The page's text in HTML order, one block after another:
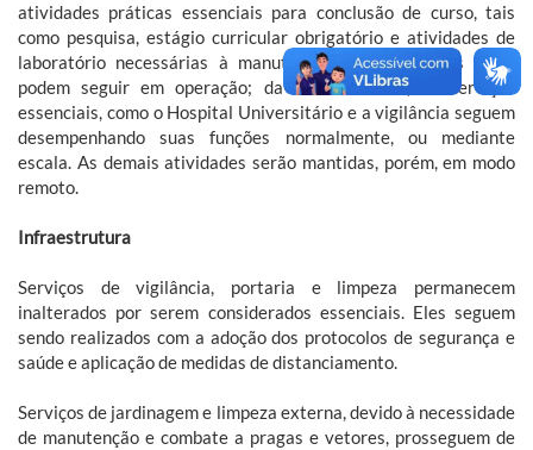
atividades práticas essenciais para conclusão de curso, tais
como pesquisa, estágio curricular obrigatório e atividades de
laboratório necessárias à manutenção de organismos vivos
podem seguir em operação; da mesma forma, os serviços
essenciais, como o Hospital Universitário e a vigilância seguem
desempenhando suas funções normalmente, ou mediante
escala. As demais atividades serão mantidas, porém, em modo
remoto.
Infraestrutura
Serviços de vigilância, portaria e limpeza permanecem
inalterados por serem considerados essenciais. Eles seguem
sendo realizados com a adoção dos protocolos de segurança e
saúde e aplicação de medidas de distanciamento.
Serviços de jardinagem e limpeza externa, devido à necessidade
de manutenção e combate a pragas e vetores, prosseguem de